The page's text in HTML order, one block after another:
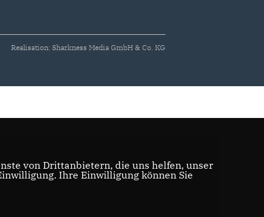
Realisation: Sharkness Media GmbH & Co. KG
von Drittanbietern, die uns helfen, unser
Ihre Einwilligung können Sie